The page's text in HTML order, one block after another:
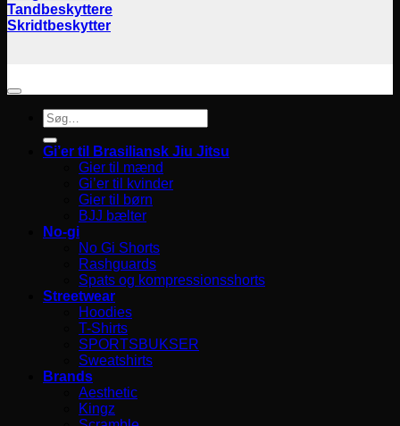
Tandbeskyttere
Skridtbeskytter
Søg
efter:
Gi’er til Brasiliansk Jiu Jitsu
Gier til mænd
Gi’er til kvinder
Gier til børn
BJJ bælter
No-gi
No Gi Shorts
Rashguards
Spats og kompressionsshorts
Streetwear
Hoodies
T-Shirts
SPORTSBUKSER
Sweatshirts
Brands
Aesthetic
Kingz